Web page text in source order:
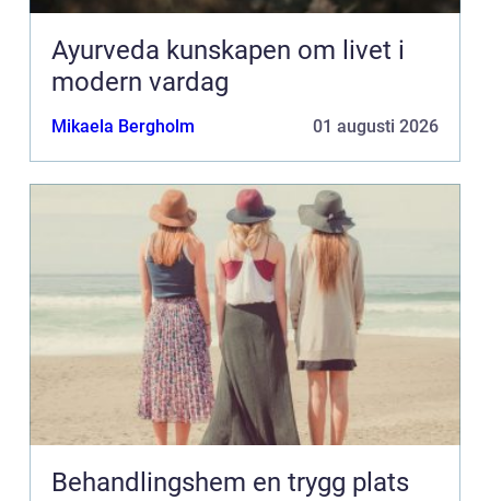
Ayurveda kunskapen om livet i
modern vardag
Mikaela Bergholm 01 augusti 2026
Behandlingshem en trygg plats